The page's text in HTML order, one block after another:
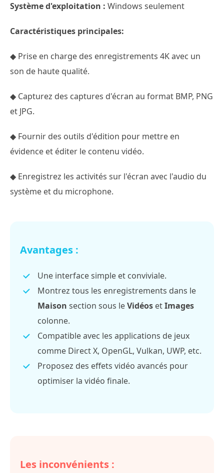
Système d'exploitation : Windows seulement
Caractéristiques principales:
◆ Prise en charge des enregistrements 4K avec un
son de haute qualité.
◆ Capturez des captures d'écran au format BMP, PNG
et JPG.
◆ Fournir des outils d'édition pour mettre en
évidence et éditer le contenu vidéo.
◆ Enregistrez les activités sur l'écran avec l'audio du
système et du microphone.
Avantages :
Une interface simple et conviviale.
Montrez tous les enregistrements dans le
Maison section sous leVidéos etImages
colonne.
Compatible avec les applications de jeux
comme Direct X, OpenGL, Vulkan, UWP, etc.
Proposez des effets vidéo avancés pour
optimiser la vidéo finale.
Les inconvénients :